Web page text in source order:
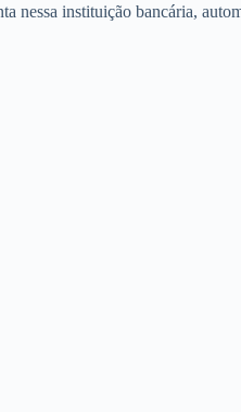
nessa instituição bancária,